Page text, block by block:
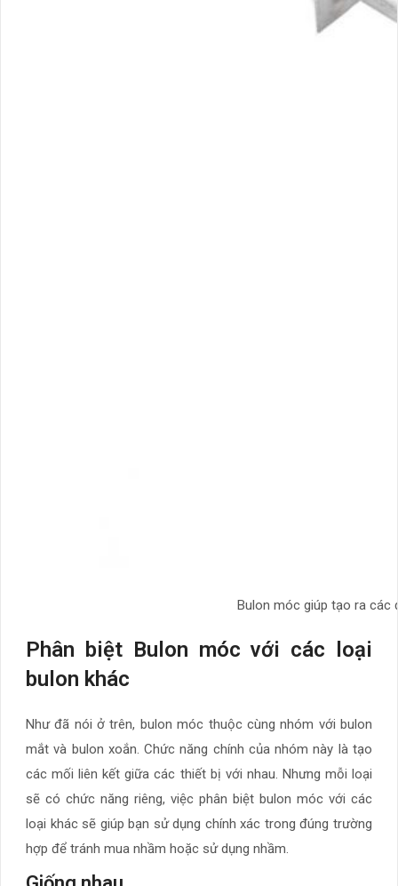
Bulon móc giúp tạo ra
Phân biệt Bulon móc với các loại
bulon khác
Như đã nói ở trên, bulon móc thuộc cùng nhóm với bulon
mắt và bulon xoắn. Chức năng chính của nhóm này là tạo
các mối liên kết giữa các thiết bị với nhau. Nhưng mỗi loại
sẽ có chức năng riêng, việc phân biệt bulon móc với các
loại khác sẽ giúp bạn sử dụng chính xác trong đúng trường
hợp để tránh mua nhầm hoặc sử dụng nhầm.